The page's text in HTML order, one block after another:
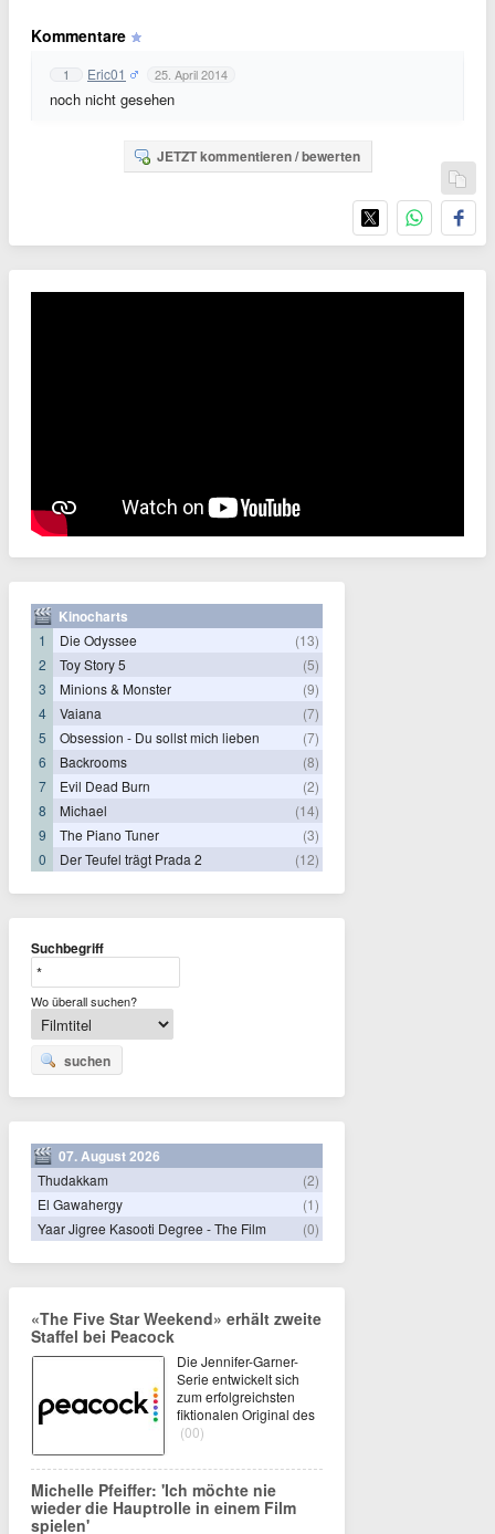
Kommentare
1 Eric01 25. April 2014
noch nicht gesehen
JETZT kommentieren / bewerten
Kinocharts
1 Die Odyssee
(13)
2
Toy Story 5
(5)
3
Minions & Monster
(9)
4
Vaiana
(7)
5
Obsession - Du sollst mich lieben
(7)
6
Backrooms
(8)
7
Evil Dead Burn
(2)
8
Michael
(14)
9
The Piano Tuner
(3)
0
Der Teufel trägt Prada 2 (12)
Suchbegriff
Wo überall suchen?
suchen
07. August 2026
Thudakkam
(2)
El Gawahergy
(1)
Yaar Jigree Kasooti Degree - The Film
(0)
«The Five Star Weekend» erhält zweite
Staffel bei Peacock
Die Jennifer-Garner-
Serie entwickelt sich
zum erfolgreichsten
fiktionalen Original des
(00)
Michelle Pfeiffer: 'Ich möchte nie
wieder die Hauptrolle in einem Film
spielen'